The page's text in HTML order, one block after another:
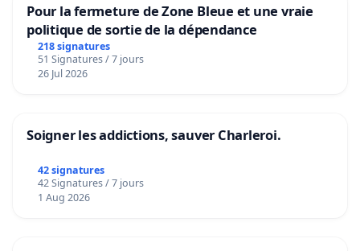
Pour la fermeture de Zone Bleue et une vraie
politique de sortie de la dépendance
218 signatures
51 Signatures / 7 jours
26 Jul 2026
Soigner les addictions, sauver Charleroi.
42 signatures
42 Signatures / 7 jours
1 Aug 2026